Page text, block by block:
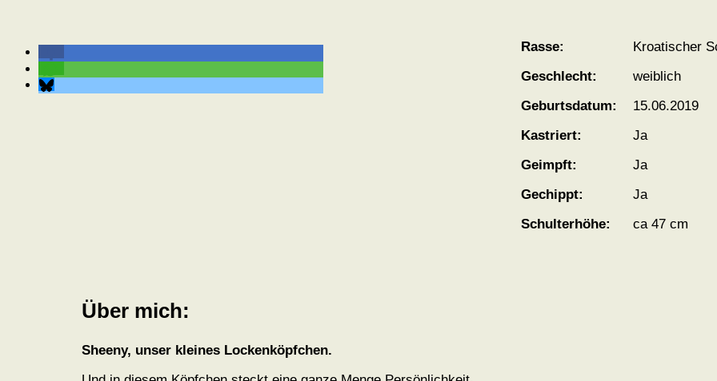
Rasse:
Geschlecht:
Geburtsdatum:
Kastriert:
Geimpft:
Gechippt:
Schulterhöhe:
Kroatischer
weiblich
15.06.2019
Ja
Ja
Ja
ca 47 cm
Über mich:
Sheeny, unser kleines Lockenköpfchen.